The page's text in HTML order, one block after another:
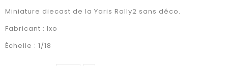
Miniature diecast de la Yaris Rally2 sans déco.
Fabricant : Ixo
Échelle : 1/18